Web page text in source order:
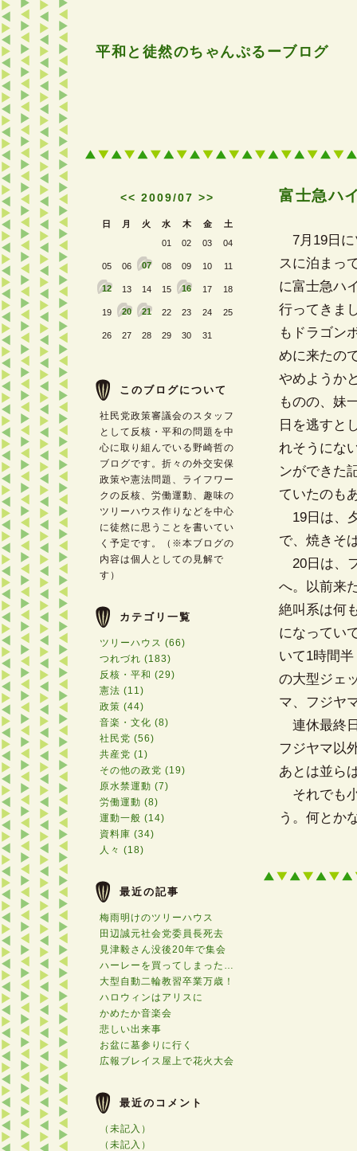
平和と徒然のちゃんぷるーブログ
<< 2009/07 >>
日 月 火 水 木 金
土
01
02 03 04
05 06 07 08 09 10 11
12 13 14 15 16 17 18
19 20 21 22 23 24 25
26 27 28 29 30 31
このブログについて
社民党政策審議会のスタッフ
として反核・平和の問題を中
心に取り組んでいる野崎哲の
ブログです。折々の外交安保
政策や憲法問題、ライフワー
クの反核、労働運動、趣味の
ツリーハウス作りなどを中心
に徒然に思うことを書いてい
く予定です。（※本ブログの
内容は個人としての見解で
す）
カテゴリ一覧
ツリーハウス (66)
つれづれ (183)
反核・平和 (29)
憲法 (11)
政策 (44)
音楽・文化 (8)
社民党 (56)
共産党 (1)
その他の政党 (19)
原水禁運動 (7)
労働運動 (8)
運動一般 (14)
資料庫 (34)
人々 (18)
最近の記事
梅雨明けのツリーハウス
田辺誠元社会党委員長死去
見津毅さん没後20年で集会
ハーレーを買ってしまった…
大型自動二輪教習卒業万歳！
ハロウィンはアリスに
かめたか音楽会
悲しい出来事
お盆に墓参りに行く
広報ブレイス屋上で花火大会
最近のコメント
（未記入）
（未記入）
富士急ハ
7月19日に
スに泊まっ
に富士急ハ
行ってきま
もドラゴン
めに来たの
やめようか
ものの、妹
日を逃すと
れそうにな
ンができた
ていたのも
19日は、
で、焼きそ
20日は、
へ。以前来
絶叫系は何
になってい
いて1時間
の大型ジェ
マ、フジヤ
連休最終
フジヤマ以
あとは並ら
それでも
う。何とか